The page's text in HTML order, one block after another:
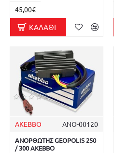
45,00€
ΚΑΛΆΘΙ
AKEBBO ΑΝΟ-00120
ΑΝΟΡΘΩΤΗΣ GEOPOLIS 250
/ 300 AKEBBO